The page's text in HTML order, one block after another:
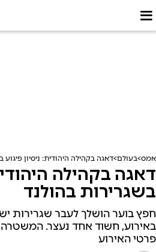
אמס בעולם דאגה בקהילה היהודית: ניסיון פיגוע
דאגה בקהילה
בשגרירות בהולנד
חפץ בוער הושלך לעבר שגרירות
באירוע, חשוד אחד נעצר.
פרטי האירוע